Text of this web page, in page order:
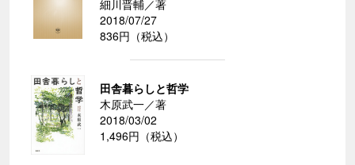
細川晋輔／著
2018/07/27
836円（税込）
田舎暮らしと哲学
木原武一／著
2018/03/02
1,496円（税込）